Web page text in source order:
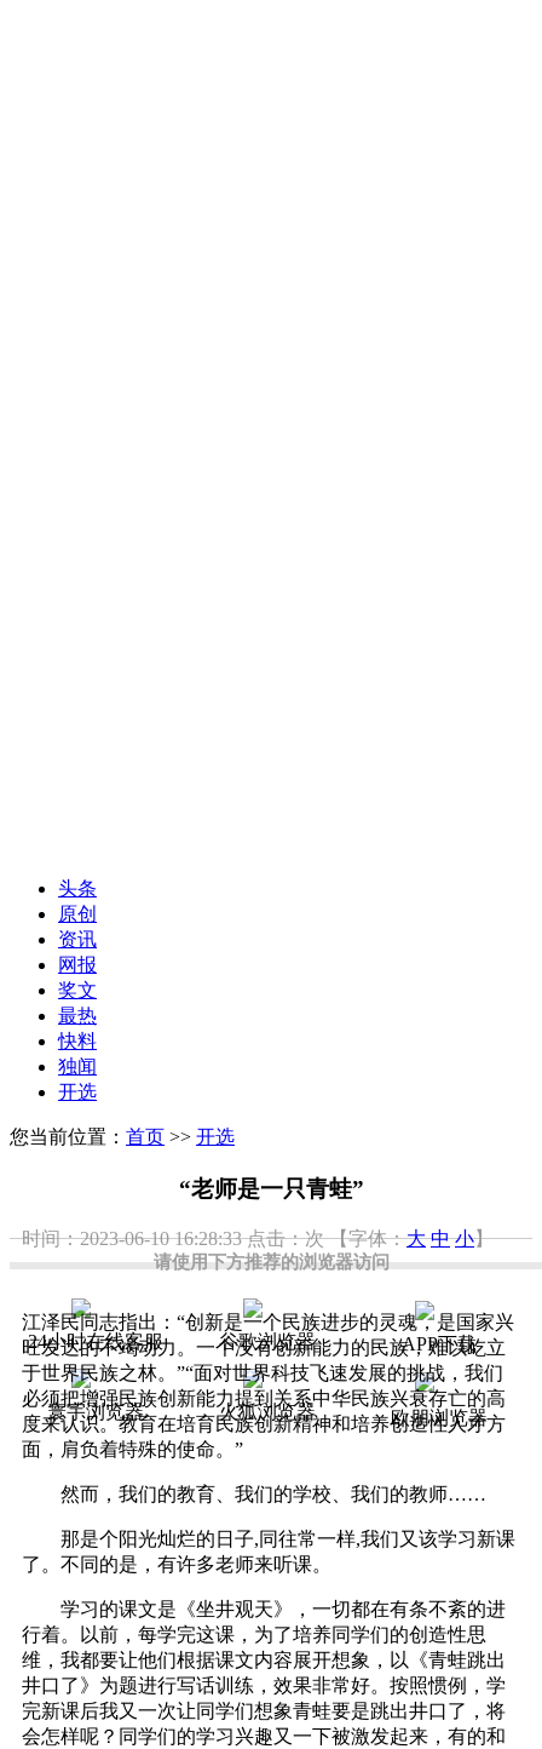
请使用下方推荐的浏览器访问
24小时在线客服 谷歌浏览器 APP下载
寰宇浏览器 火狐浏览器 欧朋浏览器
头条
原创
资讯
网报
奖文
最热
快料
独闻
开选
您当前位置： 首页 >> 开选
“老师是一只青蛙”
时间：2023-06-10 16:28:33点击：次 【字体：大 中 小】
江泽民同志指出：“创新是一个民族进步的灵魂，是国家兴
旺发达的不竭动力。一个没有创新能力的民族，难以屹立
于世界民族之林。”“面对世界科技飞速发展的挑战，我们
必须把增强民族创新能力提到关系中华民族兴衰存亡的高
度来认识。教育在培育民族创新精神和培养创造性人才方
面，肩负着特殊的使命。”
然而，我们的教育、我们的学校、我们的教师……
那是个阳光灿烂的日子,同往常一样,我们又该学习新课
了。不同的是，有许多老师来听课。
学习的课文是《坐井观天》，一切都在有条不紊的进
行着。以前，每学完这课，为了培养同学们的创造性思
维，我都要让他们根据课文内容展开想象，以《青蛙跳出
井口了》为题进行写话训练，效果非常好。按照惯例，学
完新课后我又一次让同学们想象青蛙要是跳出井口了，将
会怎样呢？同学们的学习兴趣又一下被激发起来，有的和